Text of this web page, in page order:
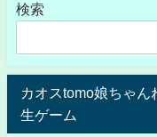
検索
カオスtomo娘ちゃん
生ゲーム